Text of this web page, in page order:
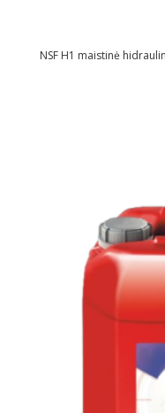
NSF H1 maistinė